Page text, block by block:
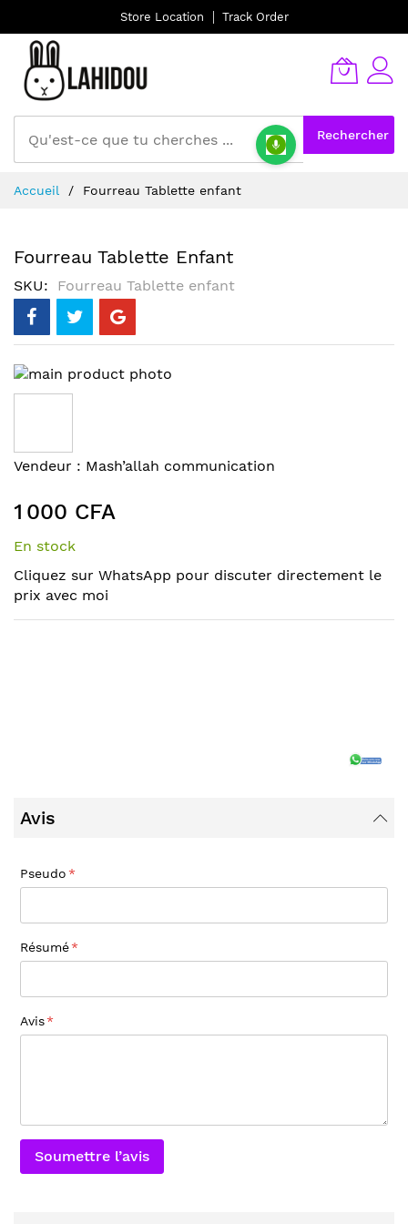
Store Location Track Order
Rechercher
au
Accueil Fourreau Tablette enfant
Fourreau Tablette Enfant
SKU Fourreau Tablette enfant
Skip
to
of
the
gallery
Skip
the
beginning
of
images
gallery
Vendeur : Mash’allah communication
1 000 CFA
En stock
Cliquez sur WhatsApp pour discuter directement le
prix avec moi
Avis
Pseudo
Résumé
Avis
Soumettre l’avis